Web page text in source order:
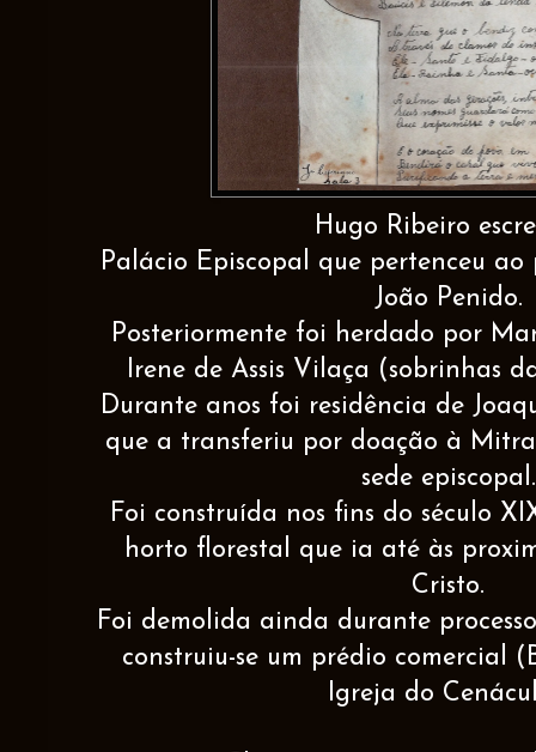
Hugo Ribeiro
Palácio Episcopal que pertenceu
João Penido.
Posteriormente foi herdado por
Irene de Assis Vilaça (sobrinhas
Durante anos foi residência de
que a transferiu por doação à
sede episcopal.
Foi construída nos fins do século
horto florestal que ia até às
Cristo.
Foi demolida ainda durante
construiu-se um prédio comercial
Igreja do